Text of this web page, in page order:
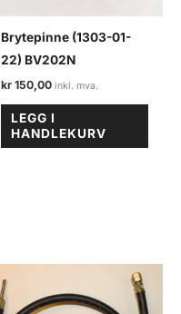
Brytepinne (1303-01-
22) BV202N
kr 150,00
LEGG I
HANDLEKURV